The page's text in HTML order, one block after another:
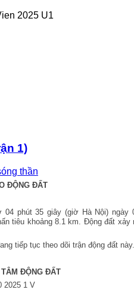
1)
thần
ĐỘNG ĐẤT
04 phút 35giây (giờ Hà Nội) ngày
tiêu khoảng 8.1 km. Động đất xảy
tiếp tục theo dõi trận động đất này.
ĐỘNG ĐẤT